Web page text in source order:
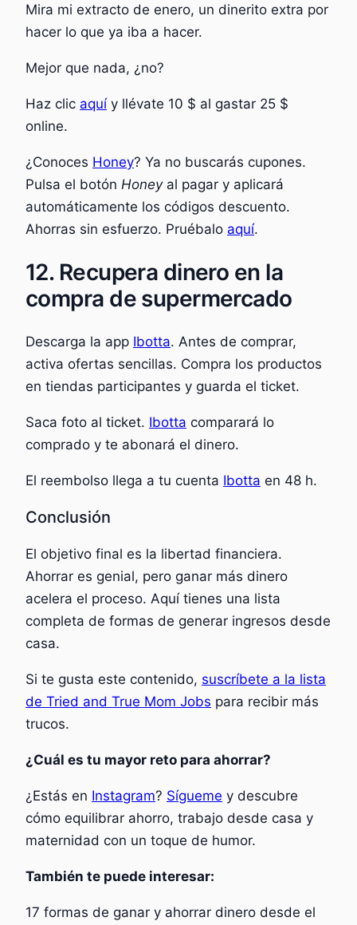
Mira mi extracto de enero, un dinerito extra por
hacer lo que ya iba a hacer.
Mejor que nada, ¿no?
Haz clic aquí y llévate 10 $ al gastar 25 $
online.
¿Conoces Honey? Ya no buscarás cupones.
Pulsa el botón Honeyal pagar y aplicará
automáticamente los códigos descuento.
Ahorras sin esfuerzo. Pruébalo aquí.
12. Recupera dinero en la
compra de supermercado
Descarga la app Ibotta. Antes de comprar,
activa ofertas sencillas. Compra los productos
en tiendas participantes y guarda el ticket.
Saca foto al ticket. Ibotta comparará lo
comprado y te abonará el dinero.
El reembolso llega a tu cuenta Ibotta en 48 h.
Conclusión
El objetivo final es la libertad financiera.
Ahorrar es genial, pero ganar más dinero
acelera el proceso. Aquí tienes una lista
completa de formas de generar ingresos desde
casa.
Si te gusta este contenido, suscríbete a la lista
de Tried and True Mom Jobs para recibir más
trucos.
¿Cuál es tu mayor reto para ahorrar?
¿Estás en Instagram? Sígueme y descubre
cómo equilibrar ahorro, trabajo desde casa y
maternidad con un toque de humor.
También te puede interesar:
17 formas de ganar y ahorrar dinero desde el